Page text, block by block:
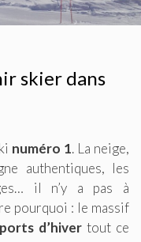
skier dans
numéro 1. La neige,
authentiques, les
il n’y a pas à
pourquoi : le massif
d’hivertout ce